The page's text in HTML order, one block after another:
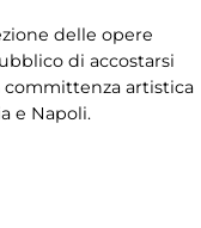
delle opere
di accostarsi
committenza artistica
e Napoli.